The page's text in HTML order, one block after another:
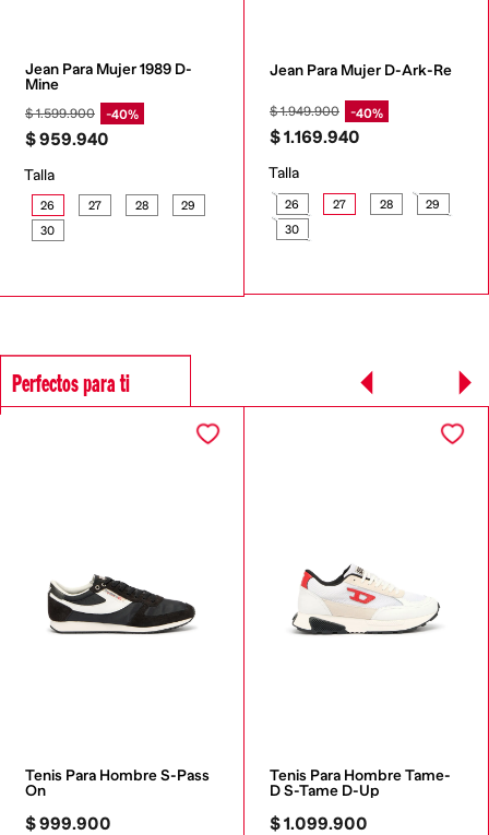
Jean Para Mujer 1989 D-
Mine
$1.599.900 40%
$959.940
Talla
26 27 28
29
30
Jean Para Mujer D-Ark-Re
$1.949.900 40%
$1.169.940
Talla
26 27 28
29
30
Perfectos para ti
Tenis Para Hombre S-Pass
On
$999.900
Tenis Para Hombre Tame-
D S-Tame D-Up
$1.099.900